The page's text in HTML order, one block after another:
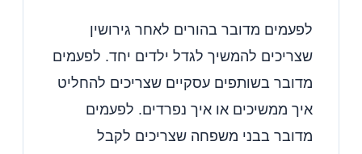
לפעמים מדובר בהורים לאחר גירושין
שצריכים להמשיך לגדל ילדים יחד. לפעמים
מדובר בשותפים עסקיים שצריכים להחליט
איך ממשיכים או איך נפרדים. לפעמים
מדובר בבני משפחה שצריכים לקבל